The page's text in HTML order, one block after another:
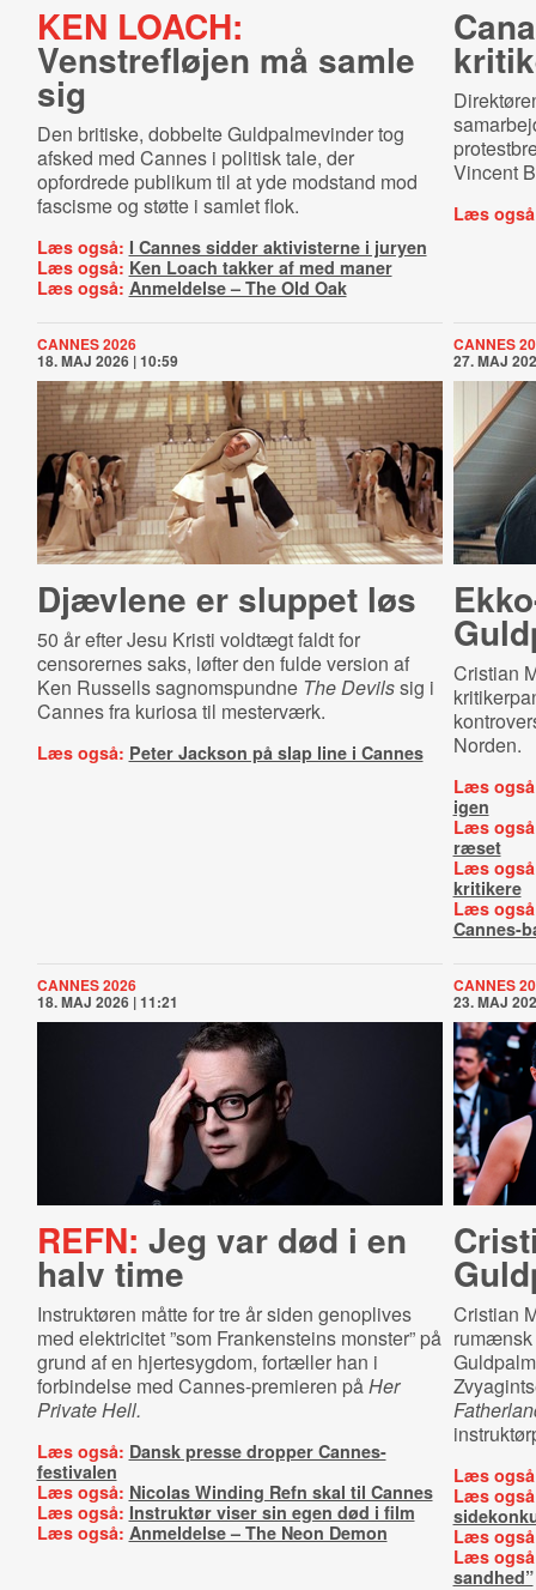
KEN LOACH:
Venstrefløjen må samle
sig
Den britiske, dobbelte Guldpalmevinder tog
afsked med Cannes i politisk tale, der
opfordrede publikum til at yde modstand mod
fascisme og støtte i samlet flok.
Læs også: I Cannes sidder aktivisterne i juryen
Læs også: Ken Loach takker af med maner
Læs også: Anmeldelse – The Old Oak
Vincent
Læs
CANNES 2026
18. MAJ 2026 | 10:59
Djævlene er sluppet løs
50 år efter Jesu Kristi voldtægt faldt for
censorernes saks, løfter den fulde version af
Ken Russells sagnomspundne The Devilssig i
Cannes fra kuriosa til mesterværk.
Læs også: Peter Jackson på slap line i Cannes
CANNES
27. MAJ
Cristian
Norden.
Læs
igen
Læs
ræset
Læs
kritikere
Læs
Cannes-
CANNES 2026
18. MAJ 2026 | 11:21
REFN: Jeg var død i en
halv time
Instruktøren måtte for tre år siden genoplives
med elektricitet ”som Frankensteins monster” på
grund af en hjertesygdom, fortæller han i
forbindelse med Cannes-premieren påHer
Private Hell.
Læs også: Dansk presse dropper Cannes-
festivalen
Læs også: Nicolas Winding Refn skal til Cannes
Læs også: Instruktør viser sin egen død i film
Læs også: Anmeldelse – The Neon Demon
CANNES
23. MAJ
Cristian
Læs
Læs
Læs
Læs
sandhed”